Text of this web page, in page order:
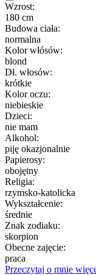
Wzrost:
180 cm
Budowa ciała:
normalna
Kolor włósów:
blond
Dł. włosów:
krótkie
Kolor oczu:
niebieskie
Dzieci:
nie mam
Alkohol:
piję okazjonalnie
Papierosy:
obojętny
Religia:
rzymsko-katolicka
Wykształcenie:
średnie
Znak zodiaku:
skorpion
Obecne zajęcie:
praca
Przeczytaj o mnie